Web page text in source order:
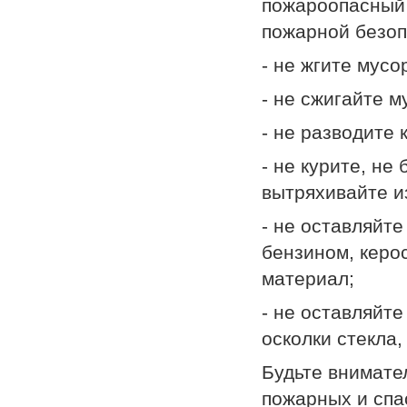
пожарной
- не жгите
- не сжигайте
- не разводите
- не курите, не
вытряхивайте
- не
бензином,
материал;
- не
осколки
Будьте
пожарных и